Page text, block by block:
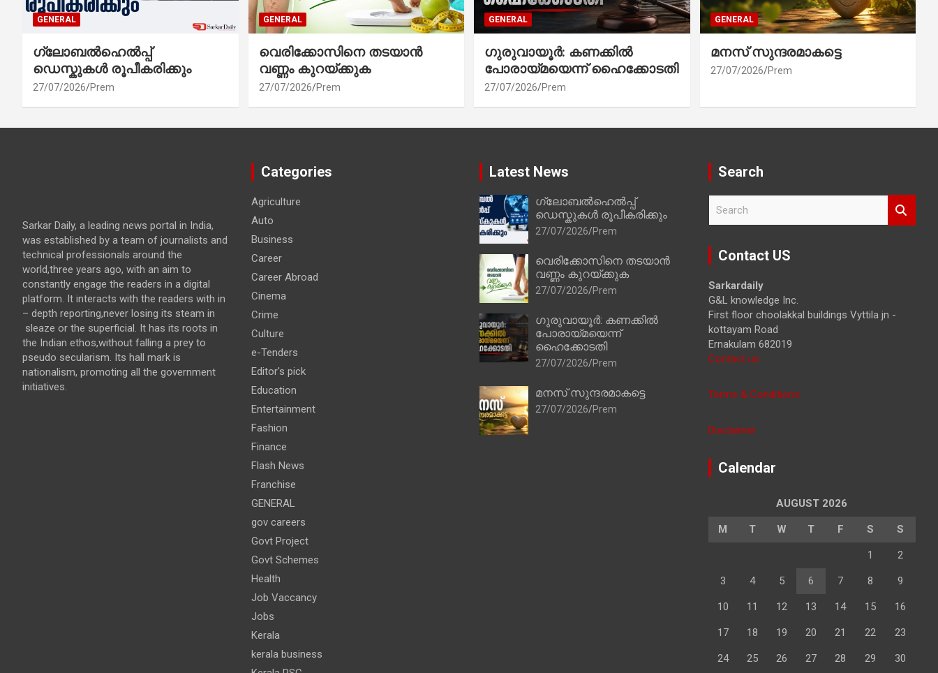
GENERAL
ഗ്ലോബൽഹെൽപ്പ്
ഡെസ്കുകൾ രൂപീകരിക്കും
27/07/2026 Prem
GENERAL
വെരിക്കോസിനെ തടയാൻ
വണ്ണം കുറയ്ക്കുക
27/07/2026 Prem
GENERAL
ഗുരുവായൂർ: കണക്കിൽ
പോരായ്മയെന്ന് ഹൈക്കോടതി
27/07/2026 Prem
GENERAL
മനസ് സുന്ദരമാകട്ടെ
27/07/2026 Prem
Sarkar Daily, a leading news portal in India,
was established by a team of journalists and
technical professionals around the
world,three years ago, with an aim to
constantly engage the readers in a digital
platform. It interacts with the readers with in
– depth reporting,never losing its steam in
sleaze or the superficial. It has its roots in
the Indian ethos,without falling a prey to
pseudo secularism. Its hall mark is
nationalism, promoting all the government
initiatives.
Categories
Agriculture
Auto
Business
Career
Career Abroad
Cinema
Crime
Culture
e-Tenders
Editor's pick
Education
Entertainment
Fashion
Finance
Flash News
Franchise
GENERAL
gov careers
Govt Project
Govt Schemes
Health
Job Vaccancy
Jobs
Kerala
kerala business
Latest News
ഗ്ലോബൽഹെൽപ്പ്
ഡെസ്കുകൾ രൂപീകരിക്കും
27/07/2026 Prem
വെരിക്കോസിനെ തടയാൻ
വണ്ണം കുറയ്ക്കുക
27/07/2026 Prem
ഗുരുവായൂർ: കണക്കിൽ
പോരായ്മയെന്ന്
ഹൈക്കോടതി
27/07/2026 Prem
മനസ് സുന്ദരമാകട്ടെ
27/07/2026 Prem
Search
r
Contact US
Sarkardaily
G&L knowledge Inc.
First floor choolakkal buildings Vyttila jn -
kottayam Road
Ernakulam 682019
Contact us
Terms & Conditions
Disclaimer
Calendar
AUGUST 2026
M T W T F S S
1 2
3 4 5 6 7 8 9
10 11 12 13 14 15 16
17 18 19 20 21 22 23
24 25 26 27 28 29 30